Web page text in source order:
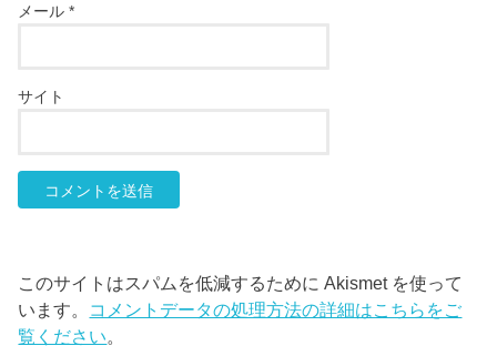
メール*
サイト
このサイトはスパムを低減するために Akismet を使って
います。 コメントデータの処理方法の詳細はこちらをご
覧ください。